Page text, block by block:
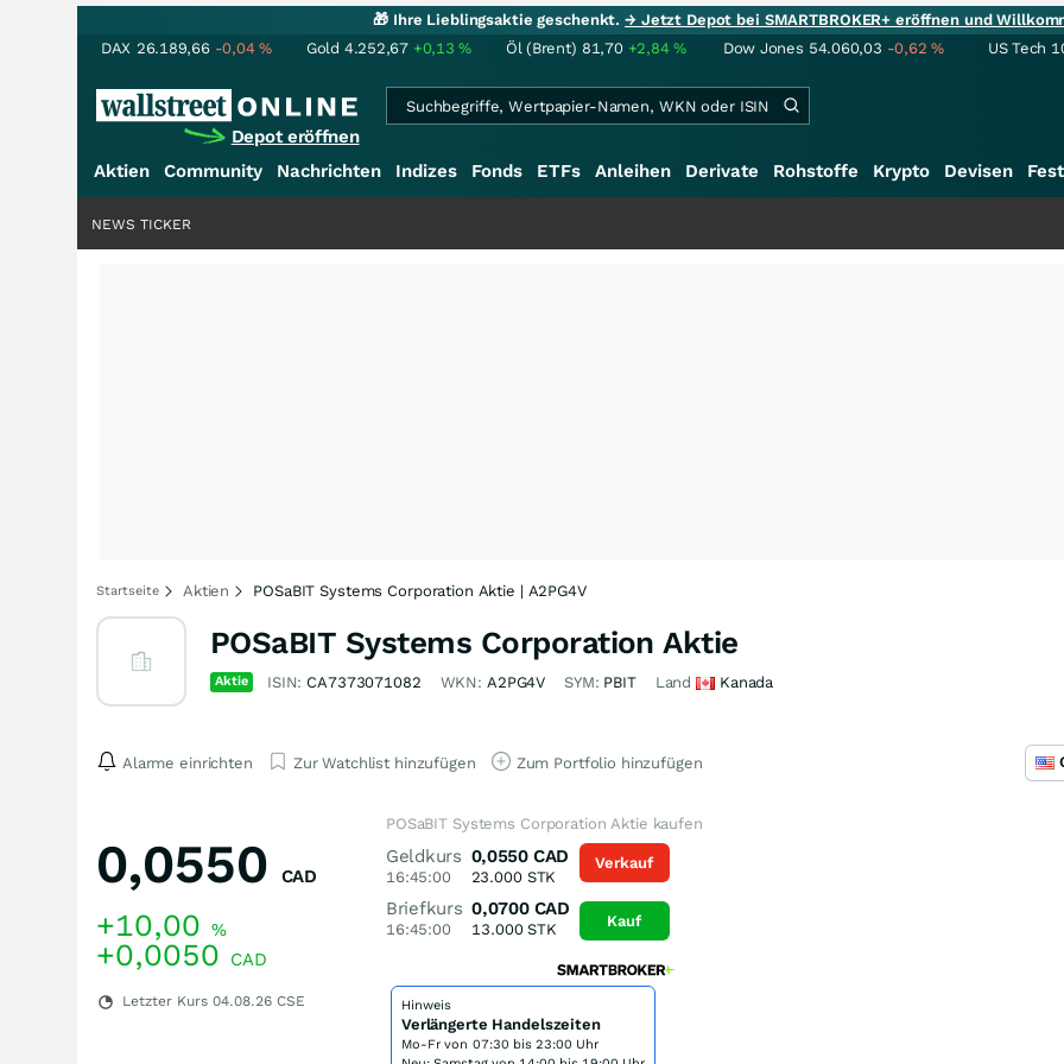
🎁 Ihre Lieblingsaktie geschenkt.→ Jetzt Depot bei SMARTBROKER+ eröffnen und
DAX 26.189,66 -0,04% Gold 4.252,67 +0,13% Öl (Brent) 81,70 +2,84% Dow Jones 54.060,03 -0,62% US Tech
Depot eröffnen
Aktien
Community Nachrichten Indizes Fonds ETFs Anleihen Derivate Rohstoffe Krypto Devisen
NEWS TICKER
Startseite Aktien POSaBIT Systems Corporation Aktie | A2PG4V
POSaBIT Systems Corporation Aktie
Aktie ISIN: CA7373071082 WKN: A2PG4V SYM: PBIT Land Kanada
Alarme einrichten Zur Watchlist hinzufügen Zum Portfolio hinzufügen
0,0550 CAD
+10,00 %
+0,0050 CAD
Letzter Kurs 04.08.26 CSE
POSaBIT Systems Corporation Aktie kaufen
Geldkurs
16:45:00
0,0550 CAD
23.000STK
Briefkurs
16:45:00
0,0700 CAD
13.000STK
Verkauf
Kauf
Hinweis
Verlängerte Handelszeiten
Mo-Fr von 07:30 bis 23:00 Uhr